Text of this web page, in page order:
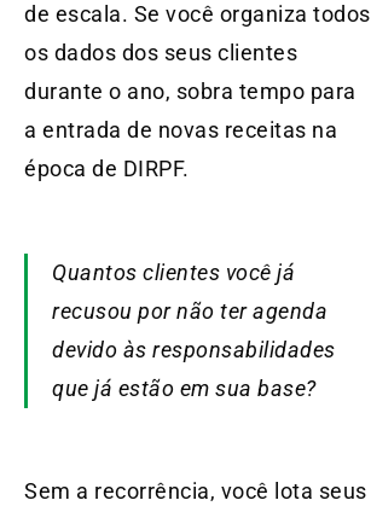
de escala. Se você organiza todos
os dados dos seus clientes
durante o ano, sobra tempo para
a entrada de novas receitas na
época de DIRPF.
Quantos clientes você já
recusou por não ter agenda
devido às responsabilidades
que já estão em sua base?
Sem a recorrência, você lota seus